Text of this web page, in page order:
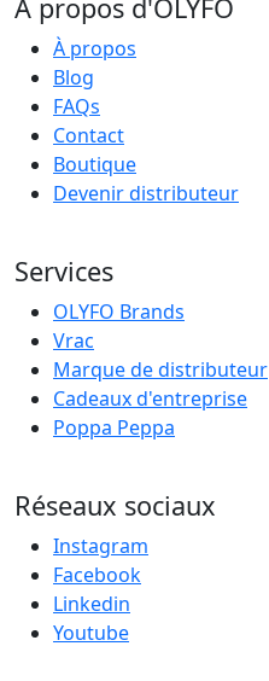
À propos d'OLYFO
À propos
Blog
FAQs
Contact
Boutique
Devenir distributeur
Services
OLYFO Brands
Vrac
Marque de distributeur
Cadeaux d'entreprise
Poppa Peppa
Réseaux sociaux
Instagram
Facebook
Linkedin
Youtube